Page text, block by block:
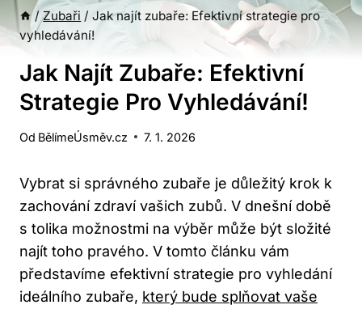
/ Zubaři / Jak najít zubaře: Efektivní strategie pro
vyhledávání!
Jak Najít Zubaře: Efektivní
Strategie Pro Vyhledávání!
Od BělímeÚsměv.cz 7. 1. 2026
Vybrat si správného zubaře je důležitý krok k
zachování zdraví vašich zubů. V dnešní době
s tolika možnostmi na výběr může být složité
najít toho pravého. V tomto článku vám
představíme efektivní strategie pro vyhledání
ideálního zubaře, který bude splňovat vaše